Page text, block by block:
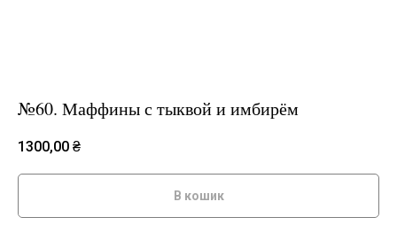
№60. Маффины с тыквой и имбирём
1300,00 ₴
В кошик